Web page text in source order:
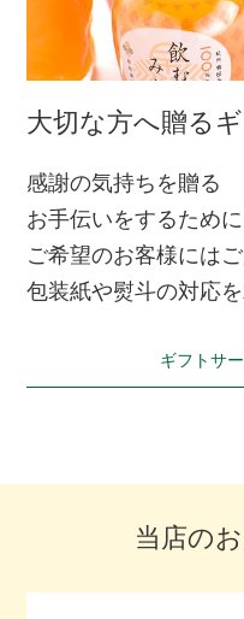
大切な方へ贈る
感謝の気持ちを贈る
お手伝いをするために
ご希望のお客様には
包装紙や熨斗の対応を
ギフトサ
当店の